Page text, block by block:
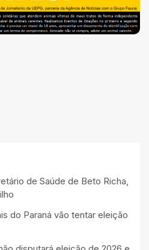
de Saúde de Beto Richa,
do Paraná vão tentar eleição